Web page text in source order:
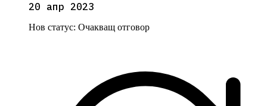
20 апр 2023
Нов статус: Очакващ отговор